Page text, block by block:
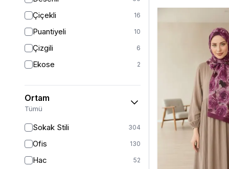
Peluş 2
Jarse
Kadife
Süet
Çiçekli 16
Puantiyeli 10
Çizgili 6
Ekose 2
Ortam
Tümü
Sokak Stili 304
Ofis 130
Hac 52